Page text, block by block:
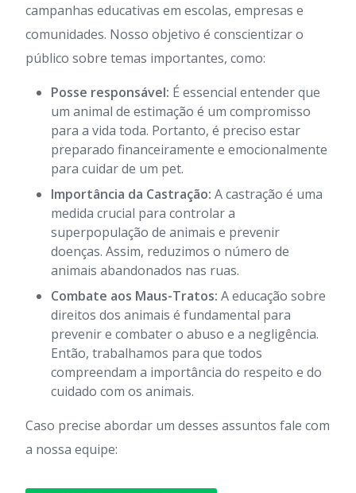
campanhas educativas em escolas, empresas e
comunidades. Nosso objetivo é conscientizar o
público sobre temas importantes, como:
Posse responsável: É essencial entender que
um animal de estimação é um compromisso
para a vida toda. Portanto, é preciso estar
preparado financeiramente e emocionalmente
para cuidar de um pet.
Importância da Castração: A castração é uma
medida crucial para controlar a
superpopulação de animais e prevenir
doenças. Assim, reduzimos o número de
animais abandonados nas ruas.
Combate aos Maus-Tratos: A educação sobre
direitos dos animais é fundamental para
prevenir e combater o abuso e a negligência.
Então, trabalhamos para que todos
compreendam a importância do respeito e do
cuidado com os animais.
Caso precise abordar um desses assuntos fale com
a nossa equipe: